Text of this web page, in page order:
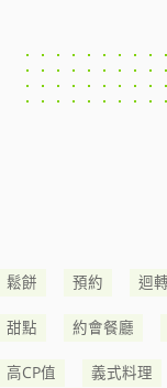
鬆餅 預約 迴
甜點 約會餐廳
高CP值 義式料理